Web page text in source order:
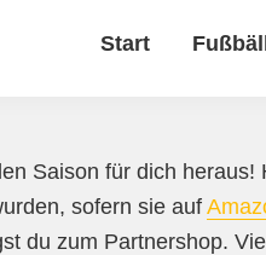
Start
Saison für dich heraus!
sofern sie auf
du zum Partnershop.